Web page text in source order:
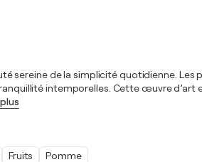
sereine de la simplicité quotidienne.
intemporelles. Cette œuvre
Fruits Pomme